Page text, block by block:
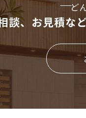
ど
談、お見積など